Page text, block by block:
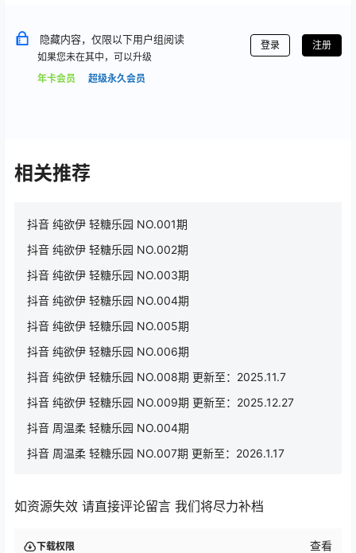
隐藏内容，仅限以下用户组阅读
如果您未在其中，可以升级
年卡会员
超级永久会员
登录 注册
相关推荐
抖音 纯欲伊 轻糖乐园 NO.001期
抖音 纯欲伊 轻糖乐园 NO.002期
抖音 纯欲伊 轻糖乐园 NO.003期
抖音 纯欲伊 轻糖乐园 NO.004期
抖音 纯欲伊 轻糖乐园 NO.005期
抖音 纯欲伊 轻糖乐园 NO.006期
抖音 纯欲伊 轻糖乐园 NO.008期 更新至：2025.11.7
抖音 纯欲伊 轻糖乐园 NO.009期 更新至：2025.12.27
抖音 周温柔 轻糖乐园 NO.004期
抖音 周温柔 轻糖乐园 NO.007期 更新至：2026.1.17
如资源失效 请直接评论留言 我们将尽力补档
下载权限 查看